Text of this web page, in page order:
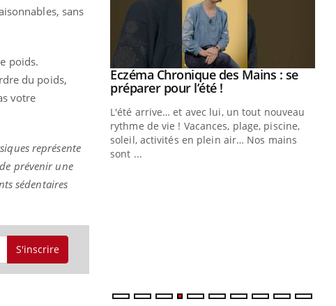
sans
poids.
du poids,
votre
représente
prévenir une
sédentaires
S'inscrire
: et si on Youtube
Eczéma Chronique des Mains : se
préparer pour l’été !Youtube
L'été arrive… et avec lui, un tout nouveau
rythme de vie ! Vacances, plage, piscine,
soleil, activités en plein air… Nos mains
sont ...